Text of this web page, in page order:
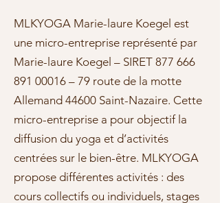
MLKYOGA Marie-laure Koegel est
une micro-entreprise représenté par
Marie-laure Koegel – SIRET 877 666
891 00016 – 79 route de la motte
Allemand 44600 Saint-Nazaire. Cette
micro-entreprise a pour objectif la
diffusion du yoga et d’activités
centrées sur le bien-être. MLKYOGA
propose différentes activités : des
cours collectifs ou individuels, stages